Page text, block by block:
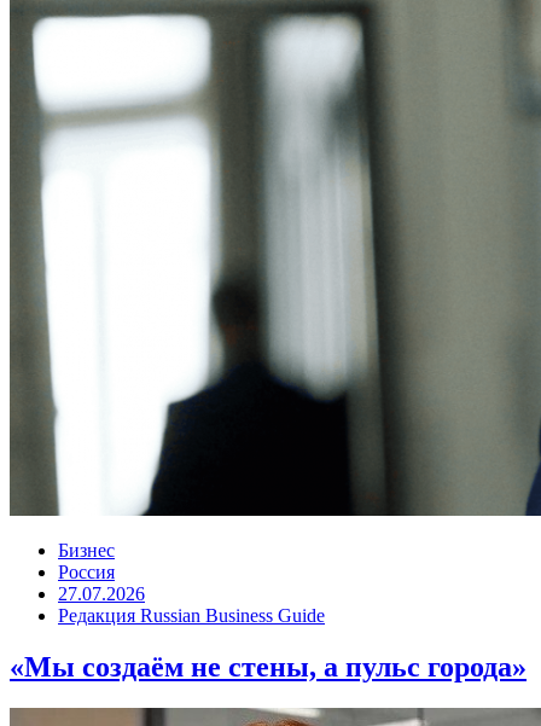
Бизнес
Россия
27.07.2026
Редакция Russian Business Guide
«Мы создаём не стены, а пульс города»